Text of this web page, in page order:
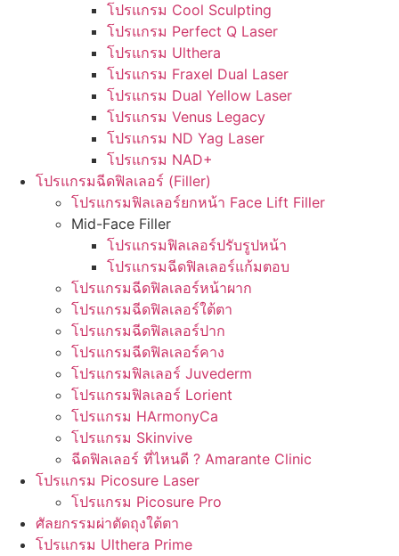
โปรแกรม Cool Sculpting
โปรแกรม Perfect Q Laser
โปรแกรม Ulthera
โปรแกรม Fraxel Dual Laser
โปรแกรม Dual Yellow Laser
โปรแกรม Venus Legacy
โปรแกรม ND Yag Laser
โปรแกรม NAD+
โปรแกรมฉีดฟิลเลอร์ (Filler)
โปรแกรมฟิลเลอร์ยกหน้า Face Lift Filler
Mid-Face Filler
โปรแกรมฟิลเลอร์ปรับรูปหน้า
โปรแกรมฉีดฟิลเลอร์แก้มตอบ
โปรแกรมฉีดฟิลเลอร์หน้าผาก
โปรแกรมฉีดฟิลเลอร์ใต้ตา
โปรแกรมฉีดฟิลเลอร์ปาก
โปรแกรมฉีดฟิลเลอร์คาง
โปรแกรมฟิลเลอร์ Juvederm
โปรแกรมฟิลเลอร์ Lorient
โปรแกรม HArmonyCa
โปรแกรม Skinvive
ฉีดฟิลเลอร์ ที่ไหนดี ? Amarante Clinic
โปรแกรม Picosure Laser
โปรแกรม Picosure Pro
ศัลยกรรมผ่าตัดถุงใต้ตา
โปรแกรม Ulthera Prime